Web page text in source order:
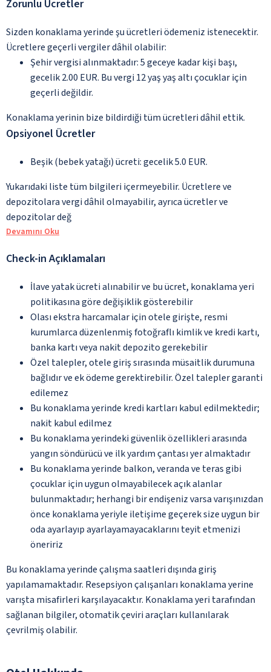
Zorunlu Ücretler
Sizden konaklama yerinde şu ücretleri ödemeniz istenecektir.
Ücretlere geçerli vergiler dâhil olabilir:
Şehir vergisi alınmaktadır: 5 geceye kadar kişi başı,
gecelik 2.00 EUR. Bu vergi 12 yaş yaş altı çocuklar için
geçerli değildir.
Konaklama yerinin bize bildirdiği tüm ücretleri dâhil ettik.
Opsiyonel Ücretler
Beşik (bebek yatağı) ücreti: gecelik 5.0 EUR.
Yukarıdaki liste tüm bilgileri içermeyebilir. Ücretlere ve
depozitolara vergi dâhil olmayabilir, ayrıca ücretler ve
depozitolar değ
Devamını Oku
Check-in Açıklamaları
İlave yatak ücreti alınabilir ve bu ücret, konaklama yeri
politikasına göre değişiklik gösterebilir
Olası ekstra harcamalar için otele girişte, resmi
kurumlarca düzenlenmiş fotoğraflı kimlik ve kredi kartı,
banka kartı veya nakit depozito gerekebilir
Özel talepler, otele giriş sırasında müsaitlik durumuna
bağlıdır ve ek ödeme gerektirebilir. Özel talepler garanti
edilemez
Bu konaklama yerinde kredi kartları kabul edilmektedir;
nakit kabul edilmez
Bu konaklama yerindeki güvenlik özellikleri arasında
yangın söndürücü ve ilk yardım çantası yer almaktadır
Bu konaklama yerinde balkon, veranda ve teras gibi
çocuklar için uygun olmayabilecek açık alanlar
bulunmaktadır; herhangi bir endişeniz varsa varışınızdan
önce konaklama yeriyle iletişime geçerek size uygun bir
oda ayarlayıp ayarlayamayacaklarını teyit etmenizi
öneririz
Bu konaklama yerinde çalışma saatleri dışında giriş
yapılamamaktadır. Resepsiyon çalışanları konaklama yerine
varışta misafirleri karşılayacaktır. Konaklama yeri tarafından
sağlanan bilgiler, otomatik çeviri araçları kullanılarak
çevrilmiş olabilir.